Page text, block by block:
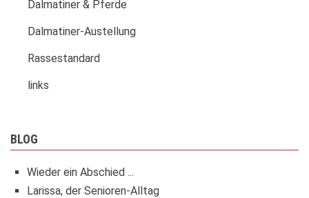
Dalmatiner & Pferde
Dalmatiner-Austellung
Rassestandard
links
BLOG
Wieder ein Abschied ...
Larissa, der Senioren-Alltag